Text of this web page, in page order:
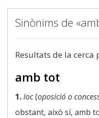
Sinònims de
Resultats de la cerca
amb tot
1.loc(oposició o
obstant, això sí, amb